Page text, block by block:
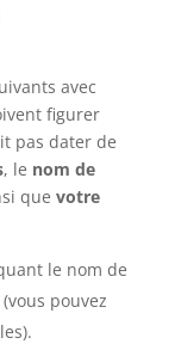
avec
figurer
pas dater de
, le nom de
que votre
le nom de
pouvez